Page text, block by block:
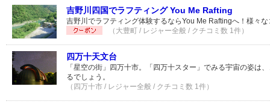
吉野川四国でラフティング You Me Rafting
吉野川でラフティング体験するならYou Me Raftingへ！様々
（大豊町 / レジャー全般 / クチコミ数 1件）
四万十天文台
「星空の街」四万十市。「四万十スター」でみる宇宙の姿は
るでしょう。
（四万十市 / レジャー全般 / クチコミ数 1件）